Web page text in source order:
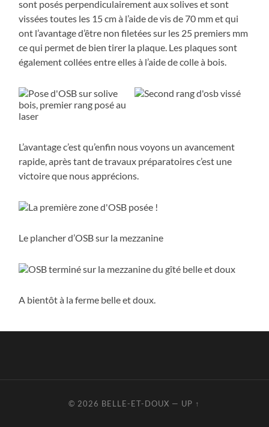
sont posés perpendiculairement aux solives et sont
vissées toutes les 15 cm à l’aide de vis de 70 mm et qui
ont l’avantage d’être non filetées sur les 25 premiers mm
ce qui permet de bien tirer la plaque. Les plaques sont
également collées entre elles à l’aide de colle à bois.
L’avantage c’est qu’enfin nous voyons un avancement
rapide, après tant de travaux préparatoires c’est une
victoire que nous apprécions.
Le plancher d’OSB sur la mezzanine
A bientôt à la ferme belle et doux.
© 2026 BELLE-ET-DOUX — UP ↑